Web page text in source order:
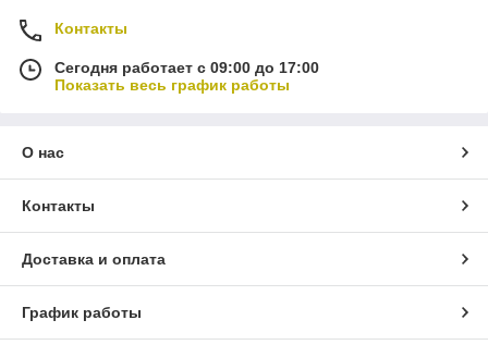
Контакты
Сегодня работает с 09:00 до 17:00
Показать весь график работы
О нас
Контакты
Доставка и оплата
График работы